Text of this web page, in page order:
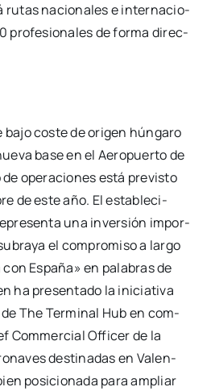
rutas nacio­na­les e inter­na­cio­
pro­fe­sio­na­les de for­ma direc­
bajo cos­te de ori­gen hún­ga­ro
base en el Aero­puer­to de
ope­ra­cio­nes está pre­vis­to
de este año. El esta­ble­ci­
una inver­sión impor­
el com­pro­mi­so a lar­go
Espa­ña» en pala­bras de
ha pre­sen­ta­do la ini­cia­ti­va
The Ter­mi­nal Hub en com­
Com­mer­cial Offi­cer de la
des­ti­na­das en Valen­
posi­cio­na­da para ampliar